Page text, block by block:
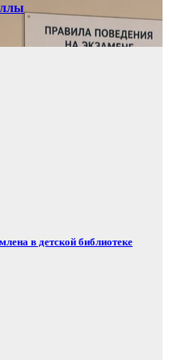
в детской библиотеке